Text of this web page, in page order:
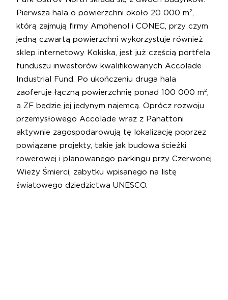
Pierwsza hala o powierzchni około 20 000 m²,
którą zajmują firmy Amphenol i CONEC, przy czym
jedną czwartą powierzchni wykorzystuje również
sklep internetowy Kokiska, jest już częścią portfela
funduszu inwestorów kwalifikowanych Accolade
Industrial Fund. Po ukończeniu druga hala
zaoferuje łączną powierzchnię ponad 100 000 m²,
a ZF będzie jej jedynym najemcą. Oprócz rozwoju
przemysłowego Accolade wraz z Panattoni
aktywnie zagospodarowują tę lokalizację poprzez
powiązane projekty, takie jak budowa ścieżki
rowerowej i planowanego parkingu przy Czerwonej
Wieży Śmierci, zabytku wpisanego na listę
światowego dziedzictwa UNESCO.